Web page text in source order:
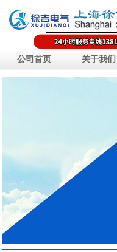
公司首页 关于我们